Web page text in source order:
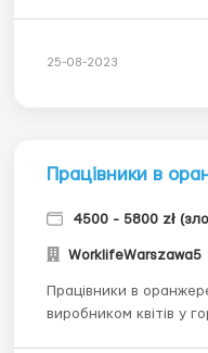
25-08-2023
Працівники в
4500 - 5800 zł
WorklifeWarszawa5
Працівники в оранжерею з квітами
виробником квітів у